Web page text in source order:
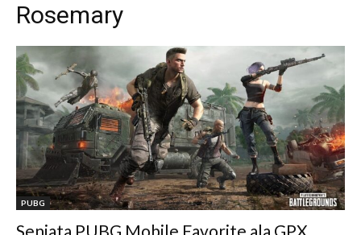
Rosemary
PUBG
Senjata PUBG Mobile Favorite ala GPX